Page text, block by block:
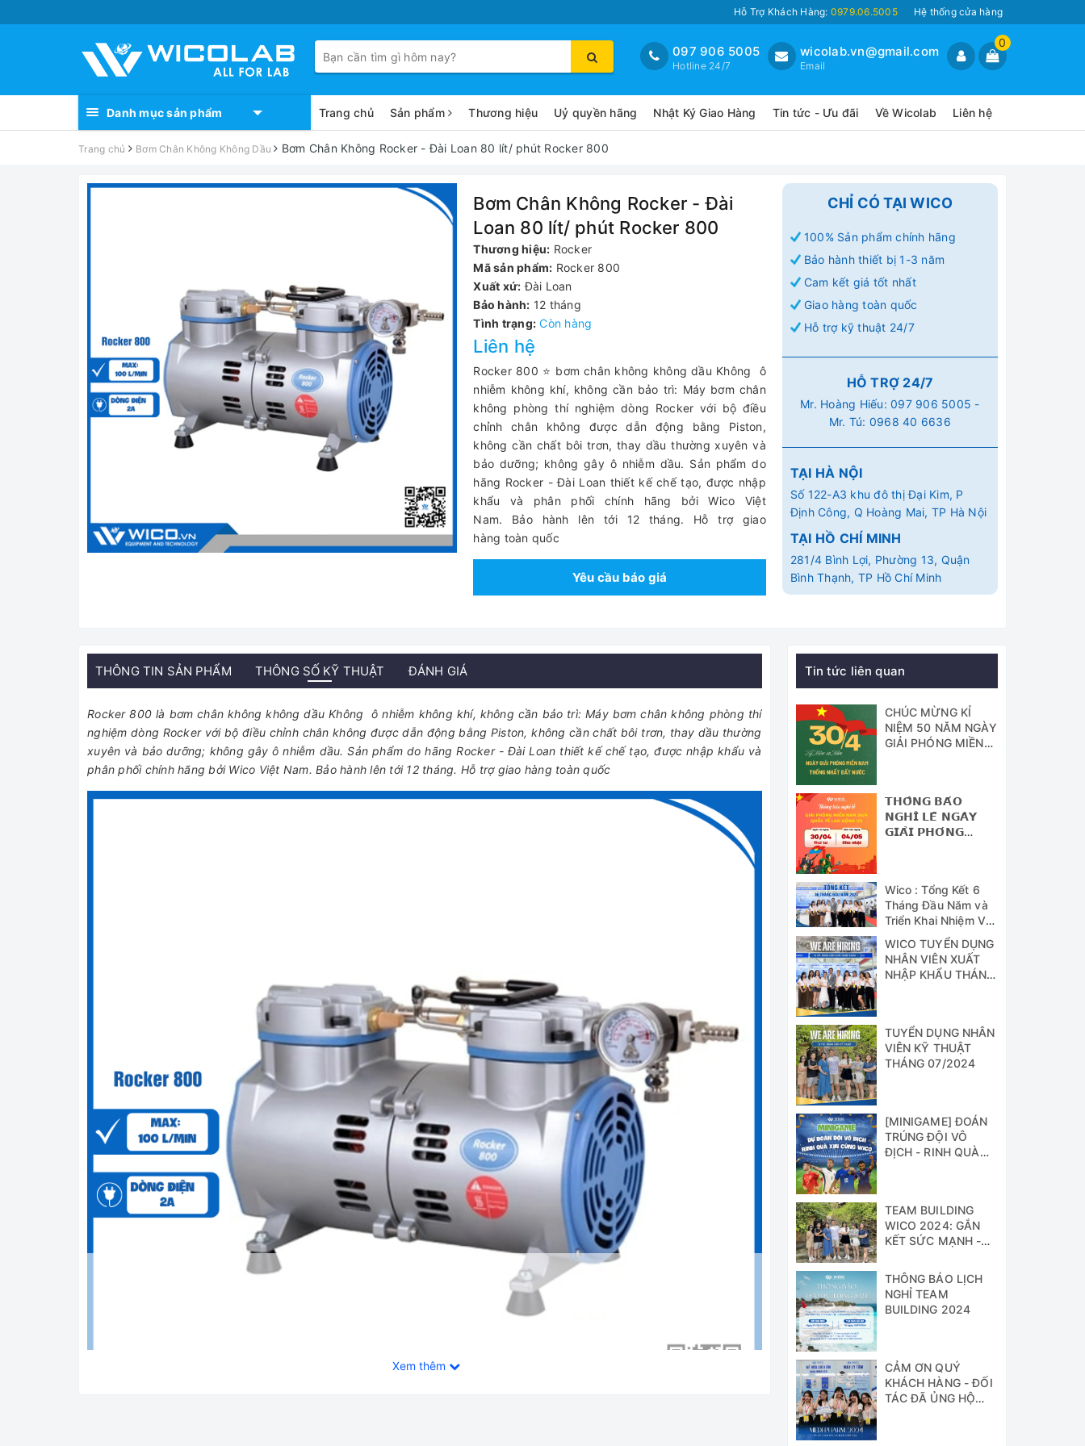
Hỗ Trợ Khách Hàng: 0979.06.5005 Hệ thống cửa hàng
0
wicolab.vn@gmail.com
Email
097 906 5005
Hotline 24/7
Danh mục sản phẩm Trang chủ Sản phẩm Thương hiệu Uỷ quyền hãng Nhật Ký Giao Hàng Tin tức - Ưu đãi Về Wicolab Liên hệ
Trang chủ Bơm Chân Không Không Dầu Bơm Chân Không Rocker - Đài Loan 80 lít/ phút Rocker 800
Bơm Chân Không Rocker - Đài
Loan 80 lít/ phút Rocker 800
Thương hiệu: Rocker
Mã sản phẩm: Rocker 800
Xuất xứ: Đài Loan
Bảo hành: 12 tháng
Tình trạng: Còn hàng
Liên hệ
Rocker 800 ⭐ bơm chân không không dầu Không ô
nhiễm không khí, không cần bảo trì: Máy bơm chân
không phòng thí nghiệm dòng Rocker với bộ điều
chỉnh chân không được dẫn động bằng Piston,
không cần chất bôi trơn, thay dầu thường xuyên và
bảo dưỡng; không gây ô nhiễm dầu. Sản phẩm do
hãng Rocker - Đài Loan thiết kế chế tạo, được nhập
khẩu và phân phối chính hãng bởi Wico Việt
Nam. Bảo hành lên tới 12 tháng. Hỗ trợ giao
hàng toàn quốc
Yêu cầu báo giá
CHỈ CÓ TẠI WICO
100% Sản phẩm chính hãng
Bảo hành thiết bị 1-3 năm
Cam kết giá tốt nhất
Giao hàng toàn quốc
Hỗ trợ kỹ thuật 24/7
HỖ TRỢ 24/7
Mr. Hoàng Hiếu:097 906 5005 -
Mr. Tú: 0968 40 6636
TẠI HÀ NỘI
Số 122-A3 khu đô thị Đại Kim, P
Định Công, Q Hoàng Mai, TP Hà Nội
TẠI HỒ CHÍ MINH
281/4 Bình Lợi, Phường 13, Quận
Bình Thạnh, TP Hồ Chí Minh
THÔNG TIN SẢN PHẨM THÔNG SỐ KỸ THUẬT ĐÁNH GIÁ
Rocker 800 là bơm chân không không dầu Không ô nhiễm không khí, không cần bảo trì: Máy bơm chân không phòng thí
nghiệm dòng Rocker với bộ điều chỉnh chân không được dẫn động bằng Piston, không cần chất bôi trơn, thay dầu thường
xuyên và bảo dưỡng; không gây ô nhiễm dầu. Sản phẩm do hãng Rocker - Đài Loan thiết kế chế tạo, được nhập khẩu và
phân phối chính hãng bởi Wico Việt Nam. Bảo hành lên tới 12 tháng. Hỗ trợ giao hàng toàn quốc
Xem thêm
Tin tức liên quan
CHÚC MỪNG KỈ
NIỆM 50 NĂM NGÀY
GIẢI PHÓNG MIỀN
𝗧𝗛𝗢̂𝗡𝗚 𝗕𝗔́𝗢
𝗡𝗚𝗛𝗜̉ 𝗟𝗘̂̃ 𝗡𝗚𝗔̀𝗬
𝗚𝗜𝗔̉𝗜 𝗣𝗛𝗢́𝗡𝗚
(𝟭/𝟱)
Wico : Tổng Kết 6
Tháng Đầu Năm và
Triển Khai Nhiệm Vụ
Công Tác 6 Tháng
Cuối Năm 2024
WICO TUYỂN DỤNG
NHÂN VIÊN XUẤT
NHẬP KHẨU THÁNG
TUYỂN DỤNG NHÂN
VIÊN KỸ THUẬT
THÁNG 07/2024
[MINIGAME] ĐOÁN
TRÚNG ĐỘI VÔ
ĐỊCH - RINH QUÀ
TEAM BUILDING
WICO 2024: GẮN
KẾT SỨC MẠNH -
THÀNH CÔNG
THÔNG BÁO LỊCH
NGHỈ TEAM
BUILDING 2024
CẢM ƠN QUÝ
KHÁCH HÀNG - ĐỐI
TÁC ĐÃ ỦNG HỘ